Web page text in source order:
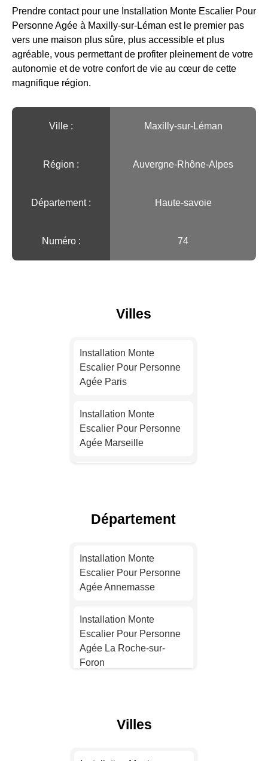
Prendre contact pour une Installation Monte Escalier Pour
Personne Agée à Maxilly-sur-Léman est le premier pas
vers une maison plus sûre, plus accessible et plus
agréable, vous permettant de profiter pleinement de votre
autonomie et de votre confort de vie au cœur de cette
magnifique région.
Ville :️ Maxilly-sur-Léman
Région :️ Auvergne-Rhône-Alpes
Département : Haute-savoie
Numéro : 74
Villes
Installation Monte
Escalier Pour Personne
Agée Paris
Installation Monte
Escalier Pour Personne
Agée Marseille
Installation Monte
Installation Monte
Département
Installation Monte
Escalier Pour Personne
Agée Annemasse
Installation Monte
Escalier Pour Personne
Agée La Roche-sur-
Foron
Agée Saint-Julien-en-
Villes